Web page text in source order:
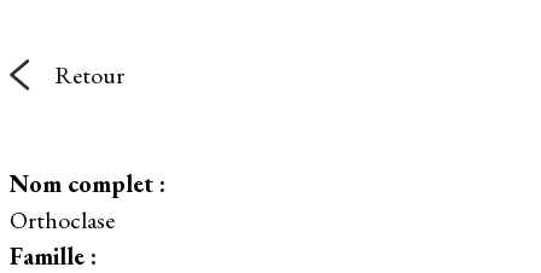
Retour
Nom complet :
Orthoclase
Famille :